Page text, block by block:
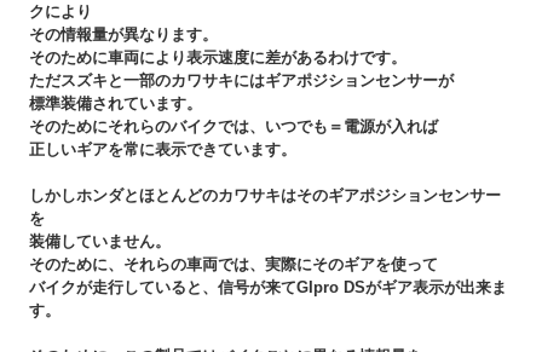
クにより
その情報量が異なります。
そのために車両により表示速度に差があるわけです。
ただスズキと一部のカワサキにはギアポジションセンサーが
標準装備されています。
そのためにそれらのバイクでは、いつでも＝電源が入れば
正しいギアを常に表示できています。
しかしホンダとほとんどのカワサキはそのギアポジションセンサー
を
装備していません。
そのために、それらの車両では、実際にそのギアを使って
バイクが走行していると、信号が来てGIpro DSがギア表示が出来ま
す。